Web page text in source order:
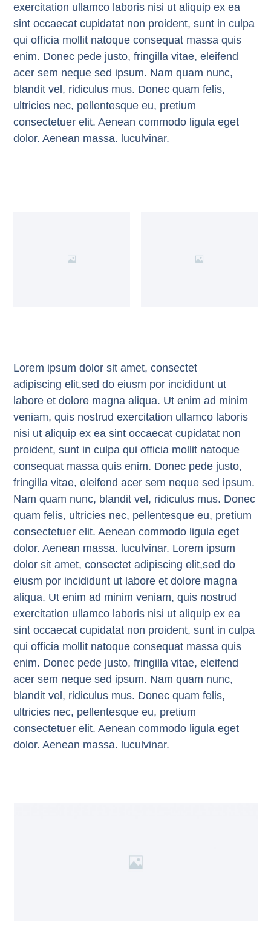
exercitation ullamco laboris nisi ut aliquip ex ea
sint occaecat cupidatat non proident, sunt in culpa
qui officia mollit natoque consequat massa quis
enim. Donec pede justo, fringilla vitae, eleifend
acer sem neque sed ipsum. Nam quam nunc,
blandit vel, ridiculus mus. Donec quam felis,
ultricies nec, pellentesque eu, pretium
consectetuer elit. Aenean commodo ligula eget
dolor. Aenean massa. luculvinar.
Lorem ipsum dolor sit amet, consectet
adipiscing elit,sed do eiusm por incididunt ut
labore et dolore magna aliqua. Ut enim ad minim
veniam, quis nostrud exercitation ullamco laboris
nisi ut aliquip ex ea sint occaecat cupidatat non
proident, sunt in culpa qui officia mollit natoque
consequat massa quis enim. Donec pede justo,
fringilla vitae, eleifend acer sem neque sed ipsum.
Nam quam nunc, blandit vel, ridiculus mus. Donec
quam felis, ultricies nec, pellentesque eu, pretium
consectetuer elit. Aenean commodo ligula eget
dolor. Aenean massa. luculvinar. Lorem ipsum
dolor sit amet, consectet adipiscing elit,sed do
eiusm por incididunt ut labore et dolore magna
aliqua. Ut enim ad minim veniam, quis nostrud
exercitation ullamco laboris nisi ut aliquip ex ea
sint occaecat cupidatat non proident, sunt in culpa
qui officia mollit natoque consequat massa quis
enim. Donec pede justo, fringilla vitae, eleifend
acer sem neque sed ipsum. Nam quam nunc,
blandit vel, ridiculus mus. Donec quam felis,
ultricies nec, pellentesque eu, pretium
consectetuer elit. Aenean commodo ligula eget
dolor. Aenean massa. luculvinar.